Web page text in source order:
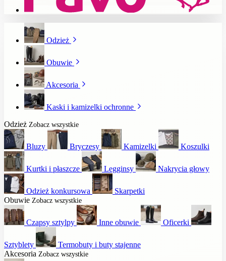
Odzież
Obuwie
Akcesoria
Kaski i kamizelki ochronne
Odzież Zobacz wszystkie
Bluzy Bryczesy Kamizelki Koszulki
Kurtki i płaszcze Legginsy Nakrycia głowy
Odzież konkursowa
Skarpetki
Obuwie Zobacz wszystkie
Czapsy sztylpy Inne obuwie Oficerki
Sztyblety
Termobuty i buty stajenne
Akcesoria Zobacz wszystkie